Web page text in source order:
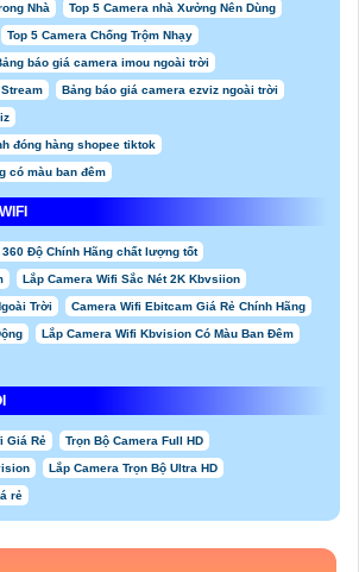
Nhà Top 5 Camera nhà Xưởng Nên Dùng
Top 5 Camera Chống Trộm Nhạy
báo giá camera imou ngoài trời
Bảng báo giá camera ezviz ngoài trời
đóng hàng shopee tiktok
có màu ban đêm
Độ Chính Hãng chất lượng tốt
Lắp Camera Wifi Sắc Nét 2K Kbvsiion
Trời Camera Wifi Ebitcam Giá Rẻ Chính Hãng
Lắp Camera Wifi Kbvision Có Màu Ban Đêm
Giá Rẻ Trọn Bộ Camera Full HD
Lắp Camera Trọn Bộ Ultra HD
rẻ